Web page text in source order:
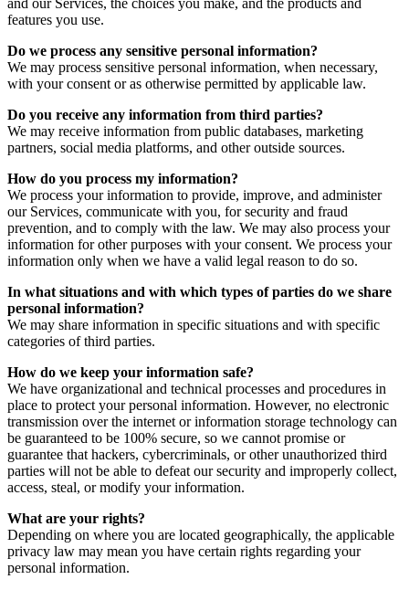
and our Services, the choices you make, and the products and
features you use.
Do we process any sensitive personal information?
We may process sensitive personal information, when necessary,
with your consent or as otherwise permitted by applicable law.
Do you receive any information from third parties?
We may receive information from public databases, marketing
partners, social media platforms, and other outside sources.
How do you process my information?
We process your information to provide, improve, and administer
our Services, communicate with you, for security and fraud
prevention, and to comply with the law. We may also process your
information for other purposes with your consent. We process your
information only when we have a valid legal reason to do so.
In what situations and with which types of parties do we share
personal information?
We may share information in specific situations and with specific
categories of third parties.
How do we keep your information safe?
We have organizational and technical processes and procedures in
place to protect your personal information. However, no electronic
transmission over the internet or information storage technology can
be guaranteed to be 100% secure, so we cannot promise or
guarantee that hackers, cybercriminals, or other unauthorized third
parties will not be able to defeat our security and improperly collect,
access, steal, or modify your information.
What are your rights?
Depending on where you are located geographically, the applicable
privacy law may mean you have certain rights regarding your
personal information.